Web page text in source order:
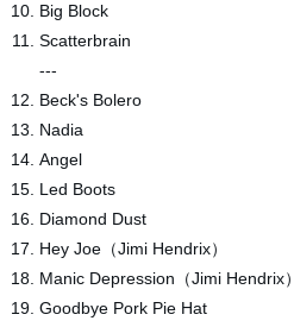
Big Block
Scatterbrain
---
Beck's Bolero
Nadia
Angel
Led Boots
Diamond Dust
Hey Joe（Jimi Hendrix）
Manic Depression（Jimi Hendrix）
Goodbye Pork Pie Hat